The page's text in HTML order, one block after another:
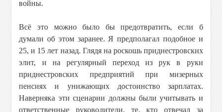
войны.
Всё это можно было бы предотвратить, если б
думали об этом заранее. Я предполагал подобное и
25, и 15 лет назад. Глядя на роскошь приднестровских
элит, и на регулярный переход из рук в руки
приднестровских предприятий при мизерных
пенсиях и унижающих достоинство зарплатах.
Наверняка эти сценарии должны были учитывать и
ответственные руководители, те, кто отвечал за